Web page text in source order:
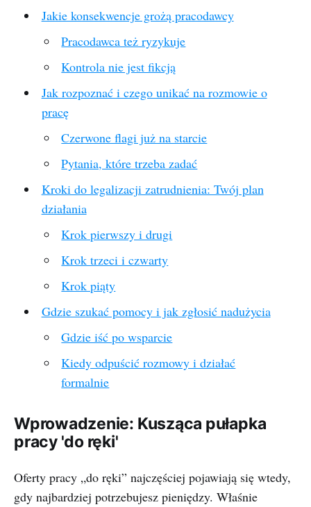
Jakie konsekwencje grożą pracodawcy
Pracodawca też ryzykuje
Kontrola nie jest fikcją
Jak rozpoznać i czego unikać na rozmowie o
pracę
Czerwone flagi już na starcie
Pytania, które trzeba zadać
Kroki do legalizacji zatrudnienia: Twój plan
działania
Krok pierwszy i drugi
Krok trzeci i czwarty
Krok piąty
Gdzie szukać pomocy i jak zgłosić nadużycia
Gdzie iść po wsparcie
Kiedy odpuścić rozmowy i działać
formalnie
Wprowadzenie: Kusząca pułapka
pracy 'do ręki'
Oferty pracy „do ręki” najczęściej pojawiają się wtedy,
gdy najbardziej potrzebujesz pieniędzy. Właśnie